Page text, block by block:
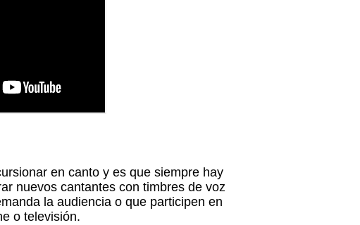
en canto y es que siempre hay
nuevos cantantes con timbres de voz
la audiencia o que participen en
o televisión.